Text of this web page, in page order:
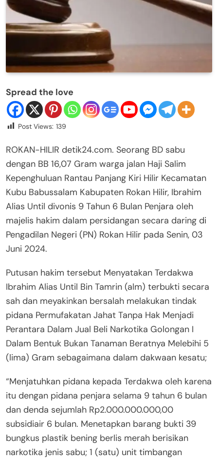
Spread the love
Post Views: 139
ROKAN-HILIR detik24.com. Seorang BD sabu
dengan BB 16,07 Gram warga jalan Haji Salim
Kepenghuluan Rantau Panjang Kiri Hilir Kecamatan
Kubu Babussalam Kabupaten Rokan Hilir, Ibrahim
Alias Until divonis 9 Tahun 6 Bulan Penjara oleh
majelis hakim dalam persidangan secara daring di
Pengadilan Negeri (PN) Rokan Hilir pada Senin, 03
Juni 2024.
Putusan hakim tersebut Menyatakan Terdakwa
Ibrahim Alias Until Bin Tamrin (alm) terbukti secara
sah dan meyakinkan bersalah melakukan tindak
pidana Permufakatan Jahat Tanpa Hak Menjadi
Perantara Dalam Jual Beli Narkotika Golongan I
Dalam Bentuk Bukan Tanaman Beratnya Melebihi 5
(lima) Gram sebagaimana dalam dakwaan kesatu;
“Menjatuhkan pidana kepada Terdakwa oleh karena
itu dengan pidana penjara selama 9 tahun 6 bulan
dan denda sejumlah Rp2.000.000.000,00
subsidiair 6 bulan. Menetapkan barang bukti 39
bungkus plastik bening berlis merah berisikan
narkotika jenis sabu; 1 (satu) unit timbangan